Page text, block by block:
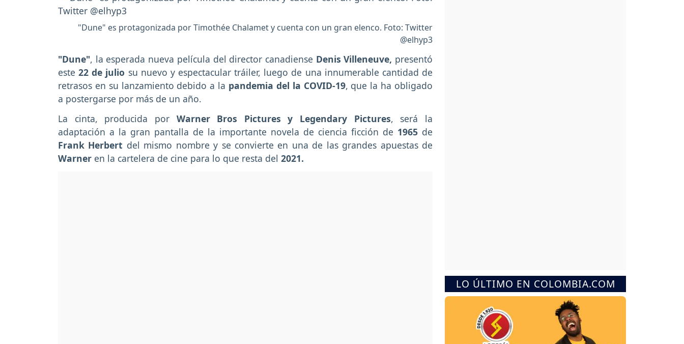
"Dune" es protagonizada por Timothée Chalamet y cuenta con un gran elenco. Foto: Twitter
@elhyp3
"Dune", la esperada nueva película del director canadiense Denis Villeneuve, presentó
este 22 de julio su nuevo y espectacular tráiler, luego de una innumerable cantidad de
retrasos en su lanzamiento debido a la pandemia del la COVID-19, que la ha obligado
a postergarse por más de un año.
La cinta, producida por Warner Bros Pictures y Legendary Pictures, será la
adaptación a la gran pantalla de la importante novela de ciencia ficción de 1965 de
Frank Herbert del mismo nombre y se convierte en una de las grandes apuestas de
Warner en la cartelera de cine para lo que resta del 2021.
LO ÚLTIMO EN COLOMBIA.COM